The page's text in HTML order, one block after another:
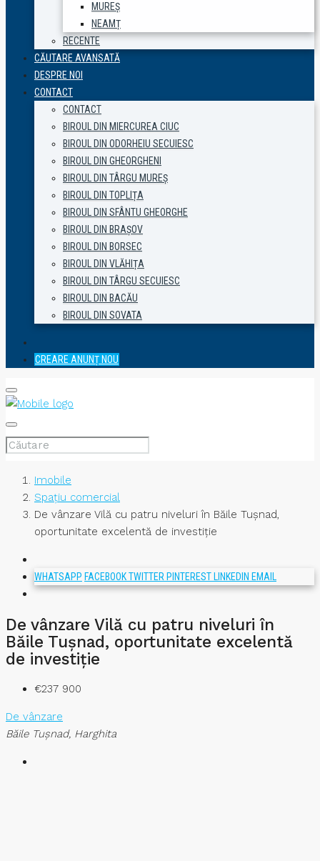
MUREȘ
NEAMȚ
RECENTE
CĂUTARE AVANSATĂ
DESPRE NOI
CONTACT
CONTACT
BIROUL DIN MIERCUREA CIUC
BIROUL DIN ODORHEIU SECUIESC
BIROUL DIN GHEORGHENI
BIROUL DIN TÂRGU MUREȘ
BIROUL DIN TOPLIȚA
BIROUL DIN SFÂNTU GHEORGHE
BIROUL DIN BRAȘOV
BIROUL DIN BORSEC
BIROUL DIN VLĂHIȚA
BIROUL DIN TÂRGU SECUIESC
BIROUL DIN BACĂU
BIROUL DIN SOVATA
CREARE ANUNȚ NOU
Imobile
Spațiu comercial
De vânzare Vilă cu patru niveluri în Băile Tușnad,
oportunitate excelentă de investiție
WHATSAPP FACEBOOKTWITTER PINTEREST LINKEDIN EMAIL
De vânzare Vilă cu patru niveluri în
Băile Tușnad, oportunitate excelentă
de investiție
€237 900
De vânzare
Băile Tuşnad, Harghita